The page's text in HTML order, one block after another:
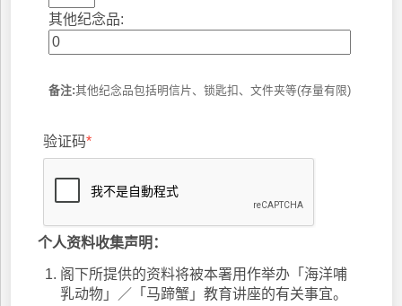
其他纪念品:
备注:其他纪念品包括明信片、锁匙扣、文件夹等(存量有限)
验证码*
个人资料收集声明：
阁下所提供的资料将被本署用作举办「海洋哺
乳动物」／「马蹄蟹」教育讲座的有关事宜。